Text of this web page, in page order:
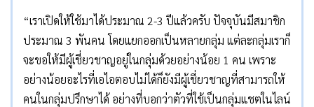
“เราเปิดให้ใช้มาได้ประมาณ 2-3 ปีแล้วครับ ปัจจุบันมีสมาชิก
ประมาณ 3 พันคน โดยแยกออกเป็นหลายกลุ่ม แต่ละกลุ่มเราก็
จะขอให้มีผู้เชี่ยวชาญอยู่ในกลุ่มด้วยอย่างน้อย 1 คน เพราะ
อย่างน้อยอะไรที่เอไอตอบไม่ได้ก็ยังมีผู้เชี่ยวชาญที่สามารถให้
คนในกลุ่มปรึกษาได้ อย่างที่บอกว่าตัวที่ใช้เป็นกลุ่มแชตในไลน์